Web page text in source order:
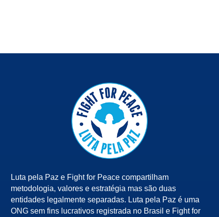
Luta pela Paz e Fight for Peace compartilham
metodologia, valores e estratégia mas são duas
entidades legalmente separadas. Luta pela Paz é uma
ONG sem fins lucrativos registrada no Brasil e Fight for